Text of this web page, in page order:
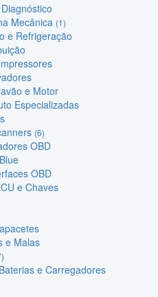
Mecânica (1)
e Refrigeração
e Motor
Especializadas
(6)
OBD
OBD
e Chaves
e Malas
Baterias e Carregadores